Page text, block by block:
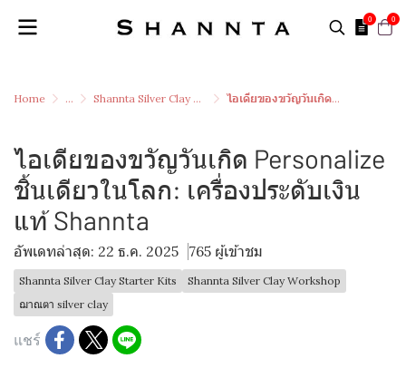
0 0
Home ... Shannta Silver Clay Starter Kits ไอเดียของขวัญวันเกิด Personalize ชิ้นเดียวในโลก: เครื่องประดับเงินแท้ Shannta
ไอเดียของขวัญวันเกิด Personalize
ชิ้นเดียวในโลก: เครื่องประดับเงิน
แท้ Shannta
อัพเดทล่าสุด: 22 ธ.ค. 2025 765 ผู้เข้าชม
Shannta Silver Clay Starter Kits
Shannta Silver Clay Workshop
ฌาณตา silver clay
แชร์